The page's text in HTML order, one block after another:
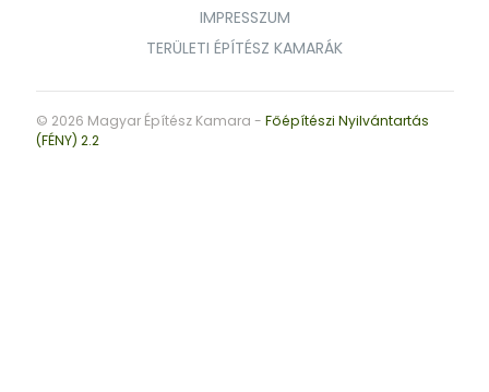
IMPRESSZUM
TERÜLETI ÉPÍTÉSZ KAMARÁK
© 2026 Magyar Építész Kamara - Főépítészi Nyilvántartás
(FÉNY) 2.2